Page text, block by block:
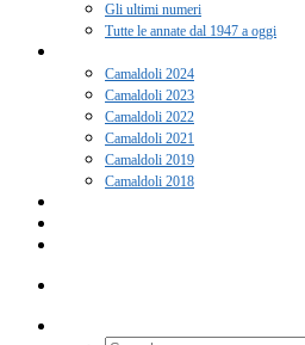
Gli ultimi numeri
Tutte le annate dal 1947 a oggi
Camaldoli 2024
Camaldoli 2023
Camaldoli 2022
Camaldoli 2021
Camaldoli 2019
Camaldoli 2018